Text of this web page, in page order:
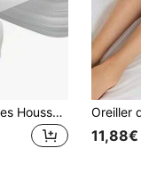
HMQ beauty 50 pièces Housses de repose-tête jetables Couvre-visage doux et non collants pour table de massage, chaises, SPA, salon, greffe de cils, outil de beauté
11,88€